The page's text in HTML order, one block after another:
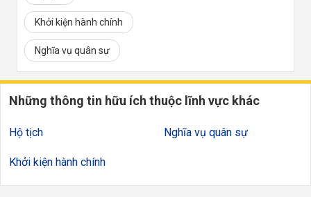
Khởi kiện hành chính
Nghĩa vụ quân sự
Những thông tin hữu ích thuộc lĩnh vực khác
Hộ tịch
Khởi kiện hành chính
Nghĩa vụ quân sự